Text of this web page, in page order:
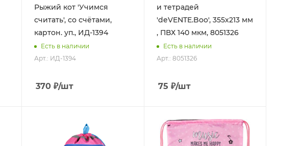
Рыжий кот 'Учимся
считать', со счётами,
картон. уп., ИД-1394
Есть в наличии
Арт.: ИД-1394
370 ₽/шт
и тетрадей
'deVENTE.Boo', 355х213 мм
, ПВХ 140 мкм, 8051326
Есть в наличии
Арт.: 8051326
75 ₽/шт